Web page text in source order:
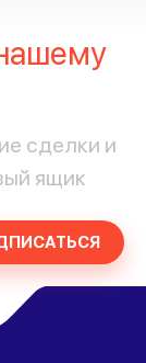
сделки и
ящик